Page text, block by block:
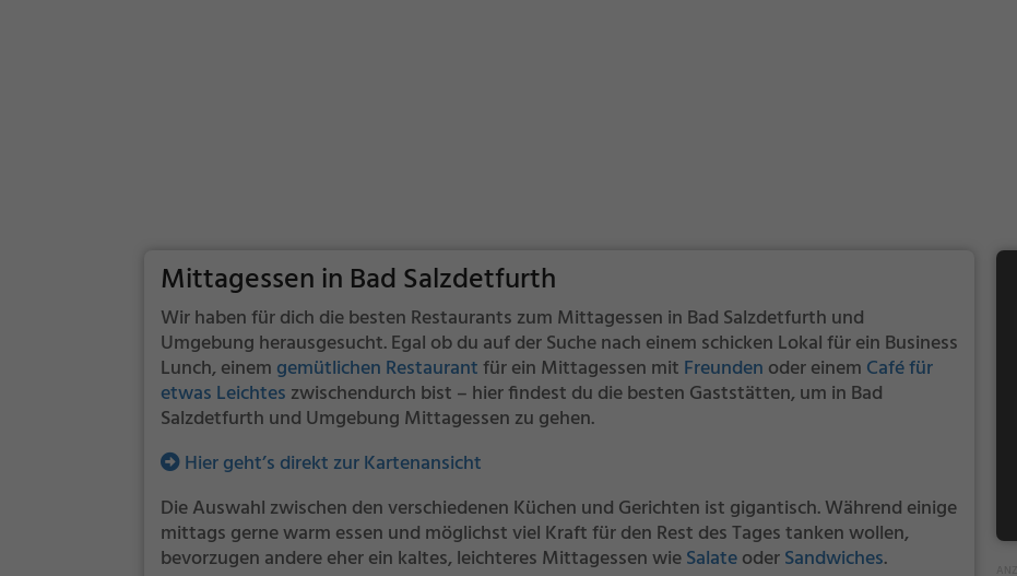
Mittagessen in Bad Salzdetfurth
Wir haben für dich die besten Restaurants zum Mittagessen in Bad Salzdetfurth und
Umgebung herausgesucht. Egal ob du auf der Suche nach einem schicken Lokal für ein Business
Lunch, einem gemütlichen Restaurantfür ein Mittagessen mit Freunden oder einem Café für
etwas Leichtes zwischendurch bist – hier findest du die besten Gaststätten, um in Bad
Salzdetfurth und Umgebung Mittagessen zu gehen.
Hier geht’s direkt zur Kartenansicht
Die Auswahl zwischen den verschiedenen Küchen und Gerichten ist gigantisch. Während einige
mittags gerne warm essen und möglichst viel Kraft für den Rest des Tages tanken wollen,
bevorzugen andere eher ein kaltes, leichteres Mittagessen wieSalateoderSandwiches.